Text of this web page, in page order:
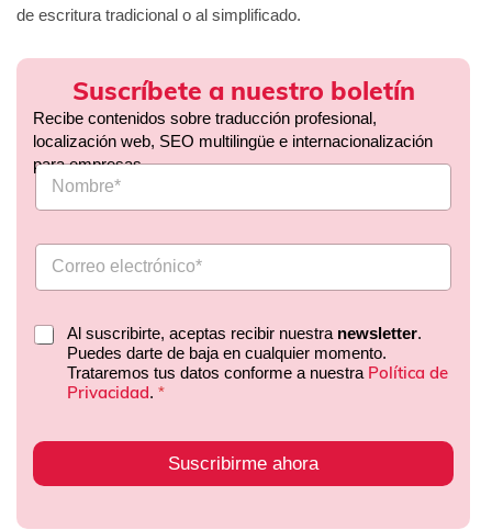
de escritura tradicional o al simplificado.
Suscríbete a nuestro boletín
Recibe contenidos sobre traducción profesional,
localización web, SEO multilingüe e internacionalización
para empresas.
Al suscribirte, aceptas recibir nuestra newsletter.
Puedes darte de baja en cualquier momento.
Trataremos tus datos conforme a nuestra Política de
Privacidad. *
Suscribirme ahora